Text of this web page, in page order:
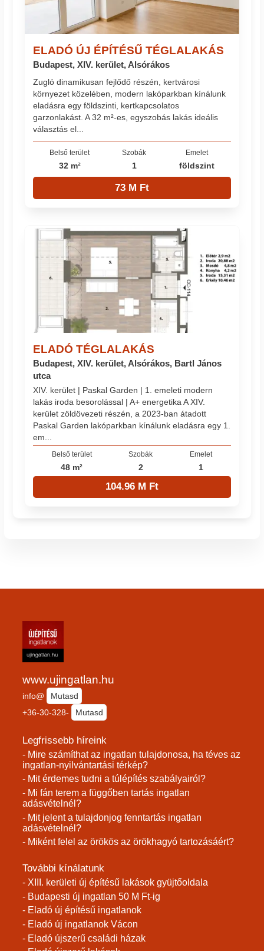
ELADÓ ÚJ ÉPÍTÉSŰ TÉGLALAKÁS
Budapest, XIV. kerület, Alsórákos
Zugló dinamikusan fejlődő részén, kertvárosi
környezet közelében, modern lakóparkban kínálunk
eladásra egy földszinti, kertkapcsolatos
garzonlakást. A 32 m²-es, egyszobás lakás ideális
választás el...
Belső terület
32 m²
Szobák
1
Emelet
földszint
73 M Ft
ELADÓ TÉGLALAKÁS
Budapest, XIV. kerület, Alsórákos, Bartl János
utca
XIV. kerület | Paskal Garden | 1. emeleti modern
lakás iroda besorolással | A+ energetika A XIV.
kerület zöldövezeti részén, a 2023-ban átadott
Paskal Garden lakóparkban kínálunk eladásra egy 1.
em...
Belső terület
48 m²
Szobák
2
Emelet
1
104.96 M Ft
www.ujingatlan.hu
info@
Mutasd
+36-30-328-
Mutasd
Legfrissebb híreink
- Mire számíthat az ingatlan tulajdonosa, ha téves az
ingatlan-nyilvántartási térkép?
- Mit érdemes tudni a túlépítés szabályairól?
- Mi fán terem a függőben tartás ingatlan
adásvételnél?
- Mit jelent a tulajdonjog fenntartás ingatlan
adásvételnél?
- Miként felel az örökös az örökhagyó tartozásáért?
További kínálatunk
- XIII. kerületi új építésű lakások gyüjtőoldala
- Budapesti új ingatlan 50 M Ft-ig
- Eladó új építésű ingatlanok
- Eladó új ingatlanok Vácon
- Eladó újszerű családi házak